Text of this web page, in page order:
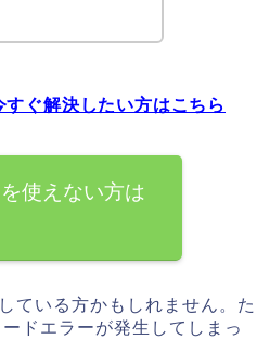
ぐ解決したい方はこちら
使えない方は
ている方かもしれません。た
ドエラーが発生してしまっ